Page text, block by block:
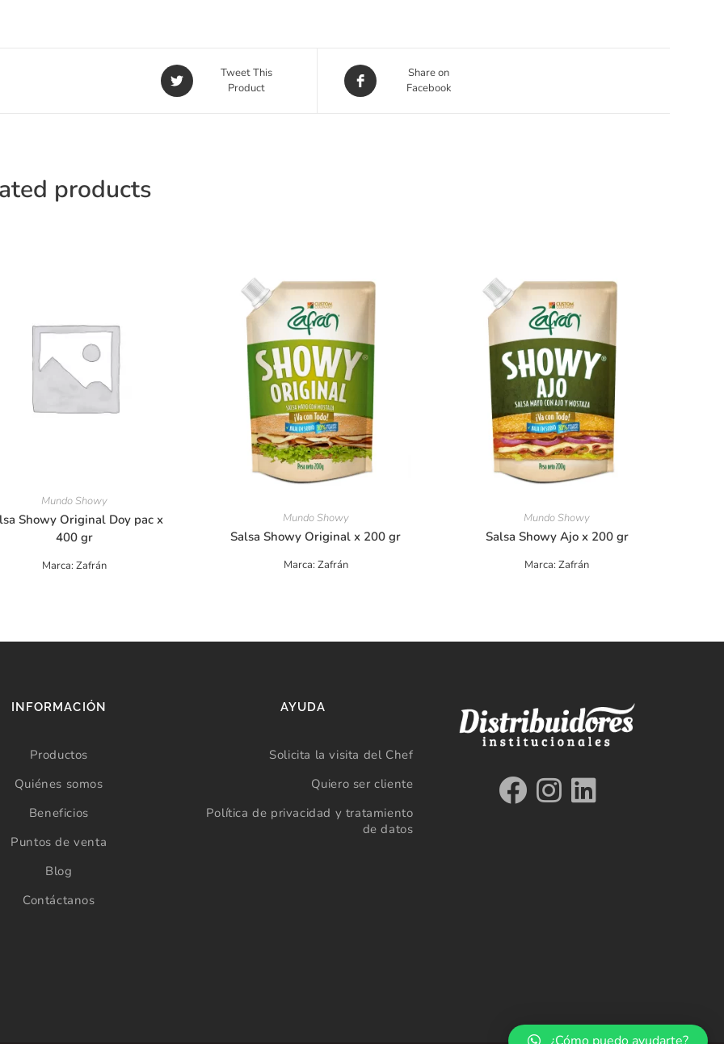
Tweet This
Product
Share on
Facebook
products
Marca: Zafrán
Mundo Showy
Showy Original Doy pac x
400 gr
Marca: Zafrán
Mundo Showy
Salsa Showy Original x 200 gr
Marca: Zafrán
Mundo Showy
Salsa Showy Ajo x 200 gr
INFORMACIÓN
Productos
Quiénes somos
Beneficios
Puntos de venta
Blog
Contáctanos
AYUDA
Solicita la visita del Chef
Quiero ser cliente
Política de privacidad y tratamiento
de datos
¿Cómo puedo ayudarte?